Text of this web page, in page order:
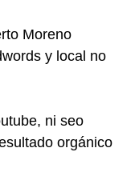
Moreno
y local no
ni seo
orgánico